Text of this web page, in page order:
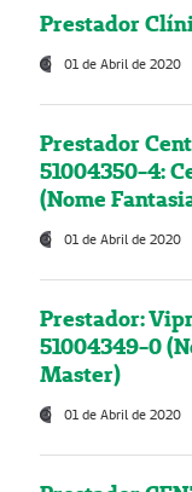
Prestador
01 de Abril de 2020
Prestador
51004350-4:
(Nome
01 de Abril de 2020
Prestador:
51004349-0
Master)
01 de Abril de 2020